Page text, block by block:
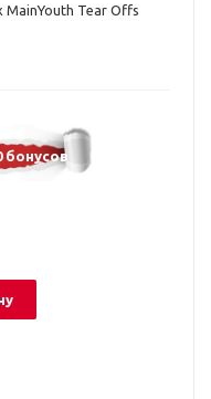
Tear Offs
бонусов